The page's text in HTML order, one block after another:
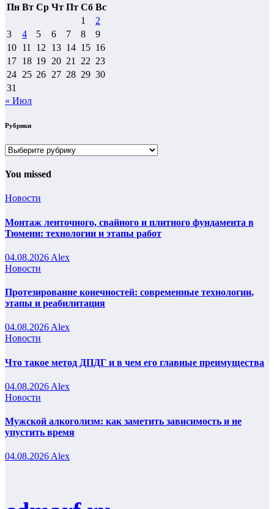
Пн Вт Ср Чт Пт Сб Вс
1
2
3
4 5 6 7 8
9
10 11 12 13 14 15 16
17 18 19 20 21 22 23
24 25 26 27 28 29 30
31
« Июл
Рубрики
Рубрики
You missed
Новости
Монтаж ленточного, свайного и плитного фундамента в
Тюмени: технологии и этапы работ
04.08.2026 Alex
Новости
Протезирование конечностей: современные технологии,
этапы и реабилитация
04.08.2026 Alex
Новости
Что такое метод ДПДГ и в чем его главные преимущества
04.08.2026 Alex
Новости
Мужской алкоголизм: как заметить зависимость и не
упустить время
04.08.2026Alex